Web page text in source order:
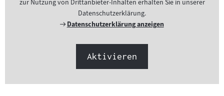
zur Nutzung von Drittanbieter-Inhalten erhalten Sie in unserer
Datenschutzerklärung.
Externer
Datenschutzerklärung anzeigen
Aktivieren